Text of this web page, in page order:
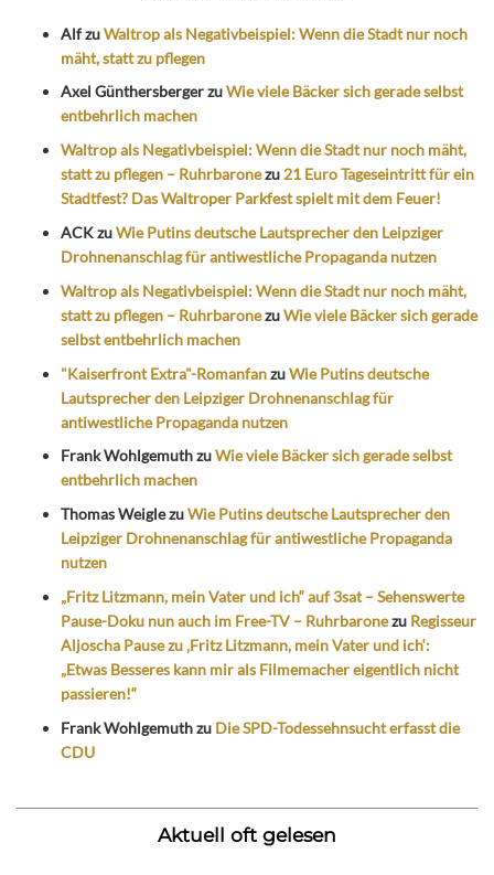
AlfzuWaltrop als Negativbeispiel: Wenn die Stadt nur noch
mäht, statt zu pflegen
Axel GünthersbergerzuWie viele Bäcker sich gerade selbst
entbehrlich machen
Waltrop als Negativbeispiel: Wenn die Stadt nur noch mäht,
statt zu pflegen – Ruhrbaronezu 21 Euro Tageseintritt für ein
Stadtfest? Das Waltroper Parkfest spielt mit dem Feuer!
ACKzuWie Putins deutsche Lautsprecher den Leipziger
Drohnenanschlag für antiwestliche Propaganda nutzen
Waltrop als Negativbeispiel: Wenn die Stadt nur noch mäht,
statt zu pflegen – RuhrbaronezuWie viele Bäcker sich gerade
selbst entbehrlich machen
"Kaiserfront Extra"-RomanfanzuWie Putins deutsche
Lautsprecher den Leipziger Drohnenanschlag für
antiwestliche Propaganda nutzen
Frank WohlgemuthzuWie viele Bäcker sich gerade selbst
entbehrlich machen
Thomas WeiglezuWie Putins deutsche Lautsprecher den
Leipziger Drohnenanschlag für antiwestliche Propaganda
nutzen
„Fritz Litzmann, mein Vater und ich“ auf 3sat – Sehenswerte
Pause-Doku nun auch im Free-TV – Ruhrbaronezu Regisseur
Aljoscha Pause zu ‚Fritz Litzmann, mein Vater und ich‘:
„Etwas Besseres kann mir als Filmemacher eigentlich nicht
passieren!“
Frank Wohlgemuthzu Die SPD-Todessehnsucht erfasst die
CDU
Aktuell oft gelesen